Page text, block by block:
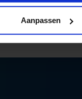
Aanpassen
Stuur mij de tips